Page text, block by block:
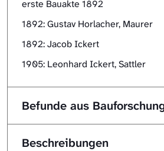
erste Bauakte 1892
1892: Gustav Horlacher, Maurer
1892: Jacob Ickert
1905: Leonhard Ickert, Sattler
Befunde aus
Beschreibungen